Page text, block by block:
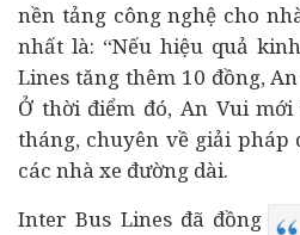
nền tảng công nghệ cho
nhất là: “Nếu hiệu quả
Lines tăng thêm 10 đồng,
Ở thời điểm đó, An Vui
tháng, chuyên về giải
các nhà xe đường dài.
Inter Bus Lines đã đồng